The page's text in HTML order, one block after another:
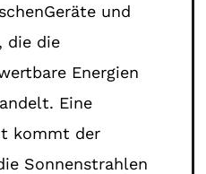
und
die die
Energien
Eine
kommt der
Sonnenstrahlen